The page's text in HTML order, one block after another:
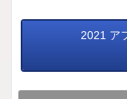
2021 ア